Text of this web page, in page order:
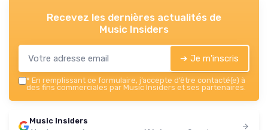
Recevez les dernières actualités de
Music Insiders
➔ Je m'inscris
* En remplissant ce formulaire, j’accepte d’être contacté(e) à
des fins commerciales par Music Insiders et ses partenaires.
Music Insiders